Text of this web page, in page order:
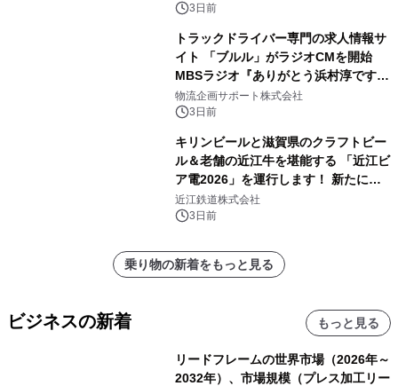
3日前
トラックドライバー専門の求人情報サ
イト 「ブルル」がラジオCMを開始
MBSラジオ『ありがとう浜村淳です』
にて8月1日(土)より
物流企画サポート株式会社
3日前
キリンビールと滋賀県のクラフトビー
ル＆老舗の近江牛を堪能する 「近江ビ
ア電2026」を運行します！ 新たに
「長濱浪漫ビール」が参加！キリン一
番搾り飲み放題が復活！
近江鉄道株式会社
3日前
乗り物の新着をもっと見る
ビジネスの新着 もっと見る
リードフレームの世界市場（2026年～
2032年）、市場規模（プレス加工リー